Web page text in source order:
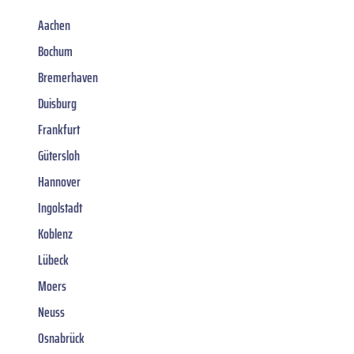
Aachen
Bochum
Bremerhaven
Duisburg
Frankfurt
Gütersloh
Hannover
Ingolstadt
Koblenz
Lübeck
Moers
Neuss
Osnabrück